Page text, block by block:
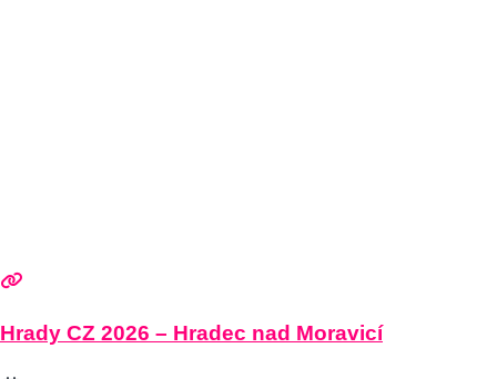
Hrady CZ 2026 – Hradec nad Moravicí